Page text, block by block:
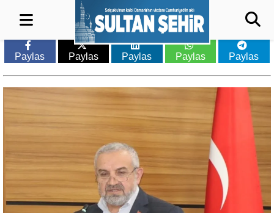
Paylas Paylas Paylas Paylas Paylas